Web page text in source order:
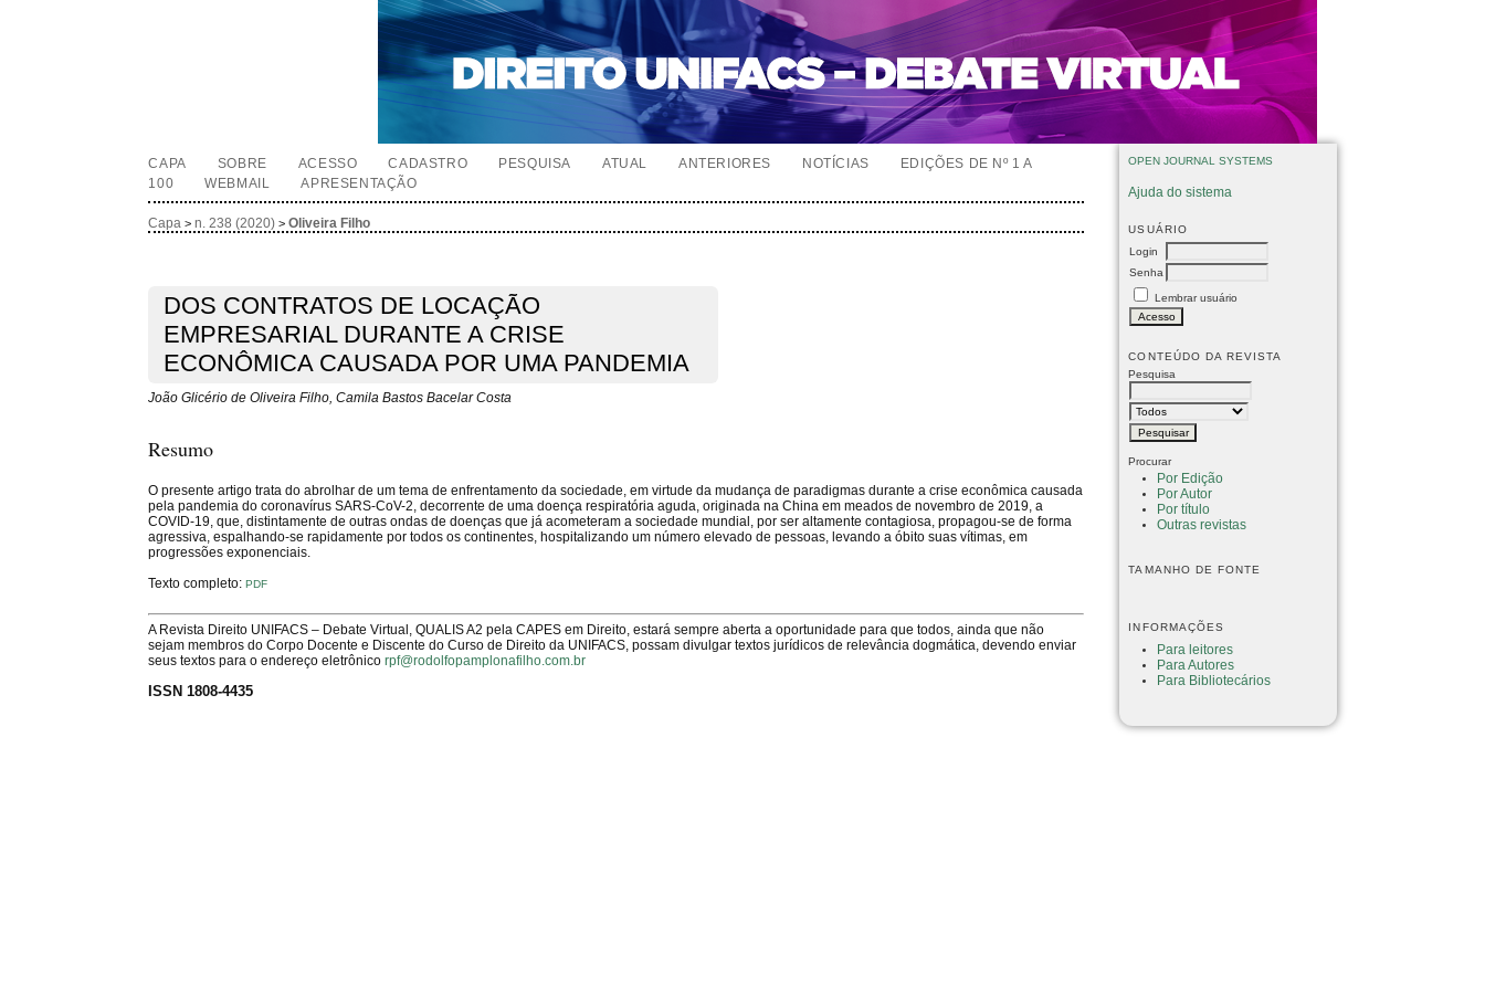
OPEN JOURNAL SYSTEMS
Ajuda do sistema
USUÁRIO
Login
Senha
Lembrar usuário
CONTEÚDO DA REVISTA
Pesquisa
Procurar
Por Edição
Por Autor
Por título
Outras revistas
TAMANHO DE FONTE
INFORMAÇÕES
Para leitores
Para Autores
Para Bibliotecários
CAPA SOBRE ACESSO CADASTRO PESQUISA ATUAL ANTERIORES NOTÍCIAS
EDIÇÕES DE Nº 1 A
100
WEBMAIL APRESENTAÇÃO
Capa >n. 238 (2020) >Oliveira Filho
DOS CONTRATOS DE LOCAÇÃO
EMPRESARIAL DURANTE A CRISE
ECONÔMICA CAUSADA POR UMA PANDEMIA
João Glicério de Oliveira Filho, Camila Bastos Bacelar Costa
Resumo
O presente artigo trata do abrolhar de um tema de enfrentamento da sociedade, em virtude da mudança de paradigmas durante a crise econômica causada
pela pandemia do coronavírus SARS-CoV-2, decorrente de uma doença respiratória aguda, originada na China em meados de novembro de 2019, a
COVID-19, que, distintamente de outras ondas de doenças que já acometeram a sociedade mundial, por ser altamente contagiosa, propagou-se de forma
agressiva, espalhando-se rapidamente por todos os continentes, hospitalizando um número elevado de pessoas, levando a óbito suas vítimas, em
progressões exponenciais.
Texto completo:PDF
A Revista Direito UNIFACS – Debate Virtual, QUALIS A2 pela CAPES em Direito, estará sempre aberta a oportunidade para que todos, ainda que não
sejam membros do Corpo Docente e Discente do Curso de Direito da UNIFACS, possam divulgar textos jurídicos de relevância dogmática, devendo enviar
seus textos para o endereço eletrônicorpf@rodolfopamplonafilho.com.br
ISSN 1808-4435